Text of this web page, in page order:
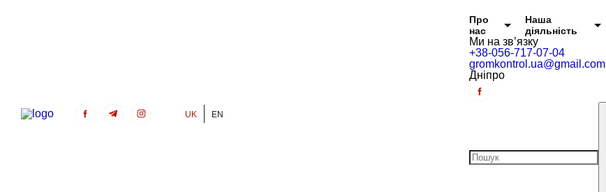
UK EN
Головне меню
Про
нас
Наша
діяльність
Ми на зв’язку
+38-056-717-07-04
gromkontrol.ua@gmail.com
Дніпро